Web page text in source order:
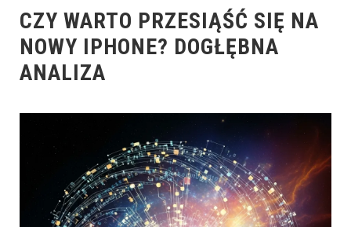
CZY WARTO PRZESIĄŚĆ SIĘ NA
NOWY IPHONE? DOGŁĘBNA
ANALIZA